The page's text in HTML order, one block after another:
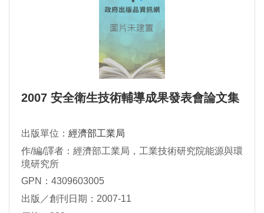
2007 安全衛生技術輔導成果發表會論文集
出版單位： 經濟部工業局
作/編/譯者：經濟部工業局，工業技術研究院能源與環
境研究所
GPN：4309603005
出版／創刊日期：2007-11